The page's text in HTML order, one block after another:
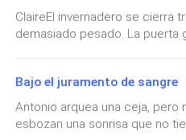
Mi dedo se congeló.
Un aliento, un vértigo,
ClaireEl invernadero se cierra
demasiado pesado. La puerta
hinchadas de savia, tierra
inspiración me quema la
me obligara a tragar el peso
Antoine.Apoyado contra la
Antonio arquea una ceja, pero
esbozan una sonrisa que no